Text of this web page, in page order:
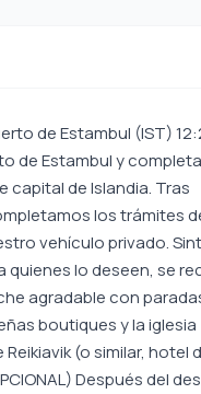
de Estambul (IST)
de Estambul y
capital de Islandia. Tras
los trámites
vehículo privado.
lo deseen, se
agradable con
boutiques y la iglesia
(o similar, hotel
Después del